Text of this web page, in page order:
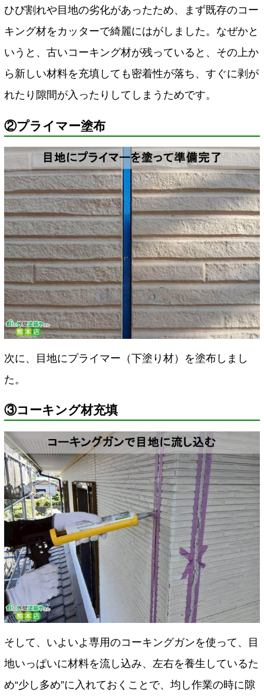
ひび割れや目地の劣化があったため、まず既存のコー
キング材をカッターで綺麗にはがしました。なぜかと
いうと、古いコーキング材が残っていると、その上か
ら新しい材料を充填しても密着性が落ち、すぐに剥が
れたり隙間が入ったりしてしまうためです。
②プライマー塗布
次に、目地にプライマー（下塗り材）を塗布しまし
た。
③コーキング材充填
そして、いよいよ専用のコーキングガンを使って、目
地いっぱいに材料を流し込み、左右を養生しているた
め“少し多め”に入れておくことで、均し作業の時に隙